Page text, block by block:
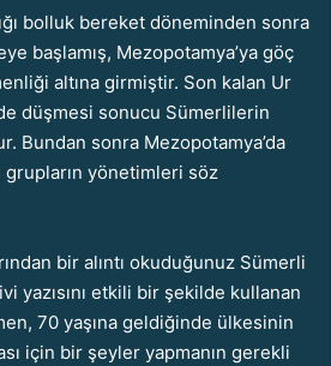
bolluk bereket döneminden sonra
başlamış, Mezopotamya’ya göç
altına girmiştir. Son kalan Ur
düşmesi sonucu Sümerlilerin
Bundan sonra Mezopotamya’da
grupların yönetimleri söz
bir alıntı okuduğunuz Sümerli
yazısını etkili bir şekilde kullanan
70 yaşına geldiğinde ülkesinin
için bir şeyler yapmanın gerekli